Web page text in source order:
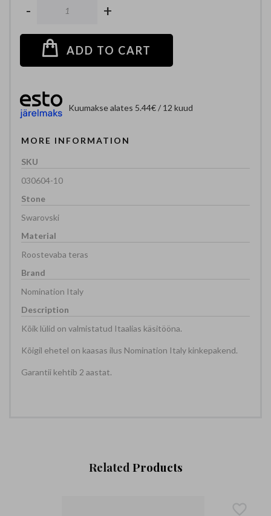
- +
ADD TO CART
Kuumakse alates 5.44€ / 12 kuud
MORE INFORMATION
030604-10
Swarovski
Roostevaba teras
Nomination Italy
Kõik lülid on valmistatud Itaalias käsitööna.
Kõigil ehetel on kaasas ilus Nomination Italy kinkepakend.
Garantii kehtib 2 aastat.
Related Products